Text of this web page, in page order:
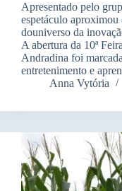
Apresentado pelo
espetáculo aproximou
douniverso da
A abertura da 10ª
Andradina foi
entretenimento e
Anna Vytória